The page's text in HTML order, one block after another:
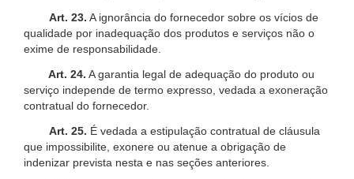
Art. 23. A ignorância do fornecedor sobre os vícios de
qualidade por inadequação dos produtos e serviços não o
exime de responsabilidade.
Art. 24. A garantia legal de adequação do produto ou
serviço independe de termo expresso, vedada a exoneração
contratual do fornecedor.
Art. 25. É vedada a estipulação contratual de cláusula
que impossibilite, exonere ou atenue a obrigação de
indenizar prevista nesta e nas seções anteriores.